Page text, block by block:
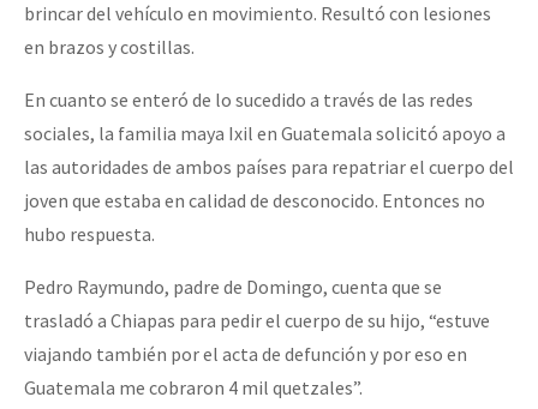
brincar del vehículo en movimiento. Resultó con lesiones
en brazos y costillas.
En cuanto se enteró de lo sucedido a través de las redes
sociales, la familia maya Ixil en Guatemala solicitó apoyo a
las autoridades de ambos países para repatriar el cuerpo del
joven que estaba en calidad de desconocido. Entonces no
hubo respuesta.
Pedro Raymundo, padre de Domingo, cuenta que se
trasladó a Chiapas para pedir el cuerpo de su hijo, “estuve
viajando también por el acta de defunción y por eso en
Guatemala me cobraron 4 mil quetzales”.